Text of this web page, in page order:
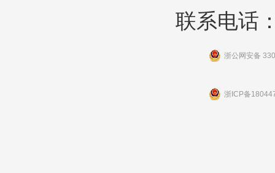
联系电话
浙公网安备
浙ICP备